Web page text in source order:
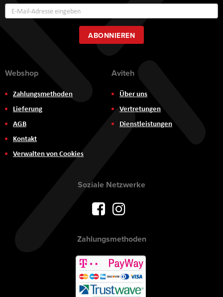
zum
Newsletter:
ABONNIEREN
Webshop
Zahlungsmethoden
Lieferung
AGB
Kontakt
Verwalten von Cookies
Aviteh
Über uns
Vertretungen
Dienstleistungen
Soziale Netzwerke
Zahlungsmethoden